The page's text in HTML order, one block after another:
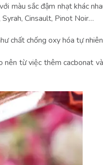
màu sắc đậm nhạt khác
Cinsault, Pinot Noir…
chất chống oxy hóa tự
từ việc thêm cacbonat